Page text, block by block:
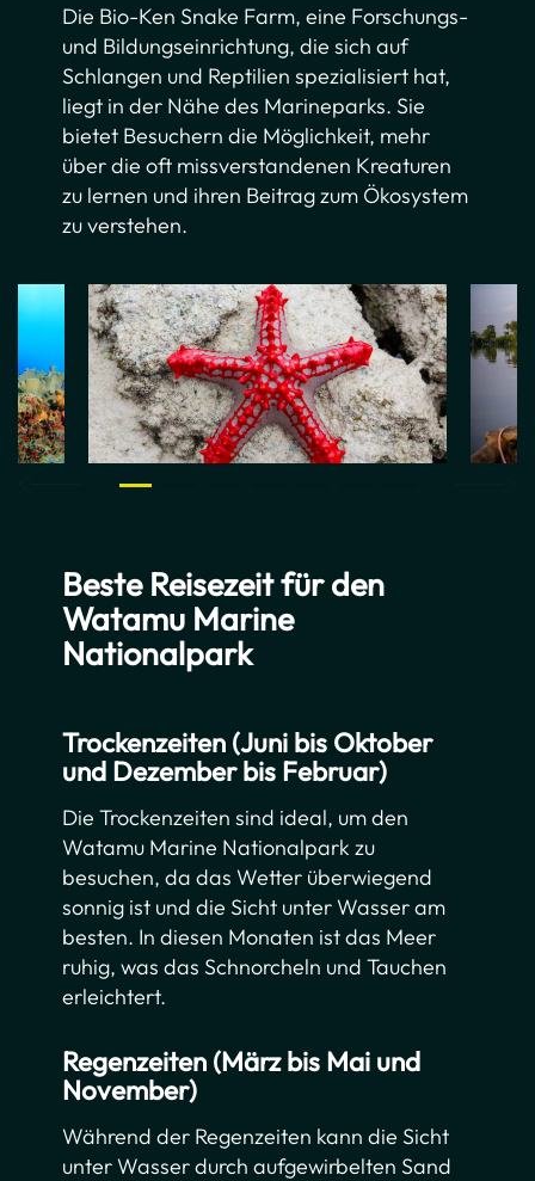
Die Bio-Ken Snake Farm, eine Forschungs-
und Bildungseinrichtung, die sich auf
Schlangen und Reptilien spezialisiert hat,
liegt in der Nähe des Marineparks. Sie
bietet Besuchern die Möglichkeit, mehr
über die oft missverstandenen Kreaturen
zu lernen und ihren Beitrag zum Ökosystem
zu verstehen.
Beste Reisezeit für den
Watamu Marine
Nationalpark
Trockenzeiten (Juni bis Oktober
und Dezember bis Februar)
Die Trockenzeiten sind ideal, um den
Watamu Marine Nationalpark zu
besuchen, da das Wetter überwiegend
sonnig ist und die Sicht unter Wasser am
besten. In diesen Monaten ist das Meer
ruhig, was das Schnorcheln und Tauchen
erleichtert.
Regenzeiten (März bis Mai und
November)
Während der Regenzeiten kann die Sicht
unter Wasser durch aufgewirbelten Sand